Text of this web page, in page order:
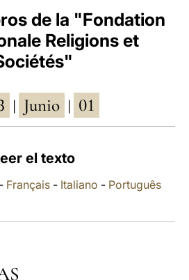
ESPAÑOL
DEUTSCH
العربيّة
中文
de la "Fondation
Religions et
Junio 01
el texto
- Français- Italiano - Português